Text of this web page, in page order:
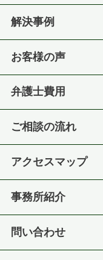
解決事例
お客様の声
弁護士費用
ご相談の流れ
アクセスマップ
事務所紹介
問い合わせ